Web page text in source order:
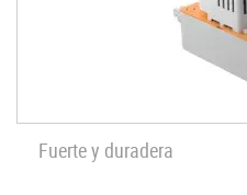
Fuerte y duradera